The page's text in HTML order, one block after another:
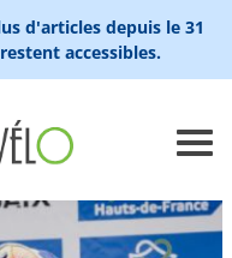
d'articles depuis le 31
accessibles.